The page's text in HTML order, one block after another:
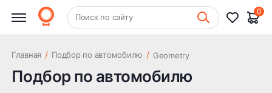
+7 (831) 261-35-35 Шиномонтаж
Поиск по сайту
0
Главная / Подбор по автомобилю / Geometry
Подбор по автомобилю